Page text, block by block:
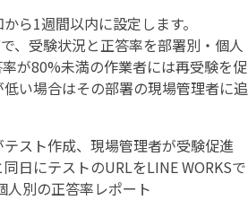
ら1週間以内に設定します。
、受験状況と正答率を部署別・個人
が80%未満の作業者には再受験を促
い場合はその部署の現場管理者に追
スト作成、現場管理者が受験促進
日にテストのURLをLINE WORKSで
人別の正答率レポート